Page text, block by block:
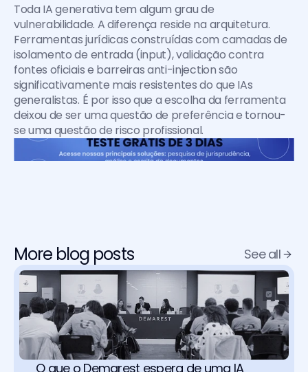
Toda IA generativa tem algum grau de
vulnerabilidade. A diferença reside na arquitetura.
Ferramentas jurídicas construídas com camadas de
isolamento de entrada (input), validação contra
fontes oficiais e barreiras anti-injection são
significativamente mais resistentes do que IAs
generalistas. É por isso que a escolha da ferramenta
deixou de ser uma questão de preferência e tornou-
se uma questão de risco profissional.
More blog posts See all
O que o Demarest espera de uma IA